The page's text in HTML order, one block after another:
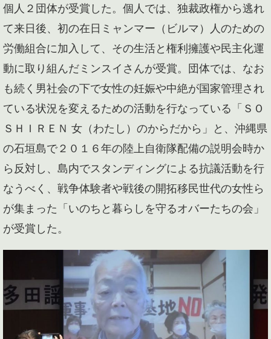
個人２団体が受賞した。個人では、独裁政権から逃れ
て来日後、初の在日ミャンマー（ビルマ）人のための
労働組合に加入して、その生活と権利擁護や民主化運
動に取り組んだミンスイさんが受賞。団体では、なお
も続く男社会の下で女性の妊娠や中絶が国家管理され
ている状況を変えるための活動を行なっている「ＳＯ
ＳＨＩＲＥＮ 女（わたし）のからだから」と、沖縄県
の石垣島で２０１６年の陸上自衛隊配備の説明会時か
ら反対し、島内でスタンディングによる抗議活動を行
なうべく、戦争体験者や戦後の開拓移民世代の女性ら
が集まった「いのちと暮らしを守るオバーたちの会」
が受賞した。